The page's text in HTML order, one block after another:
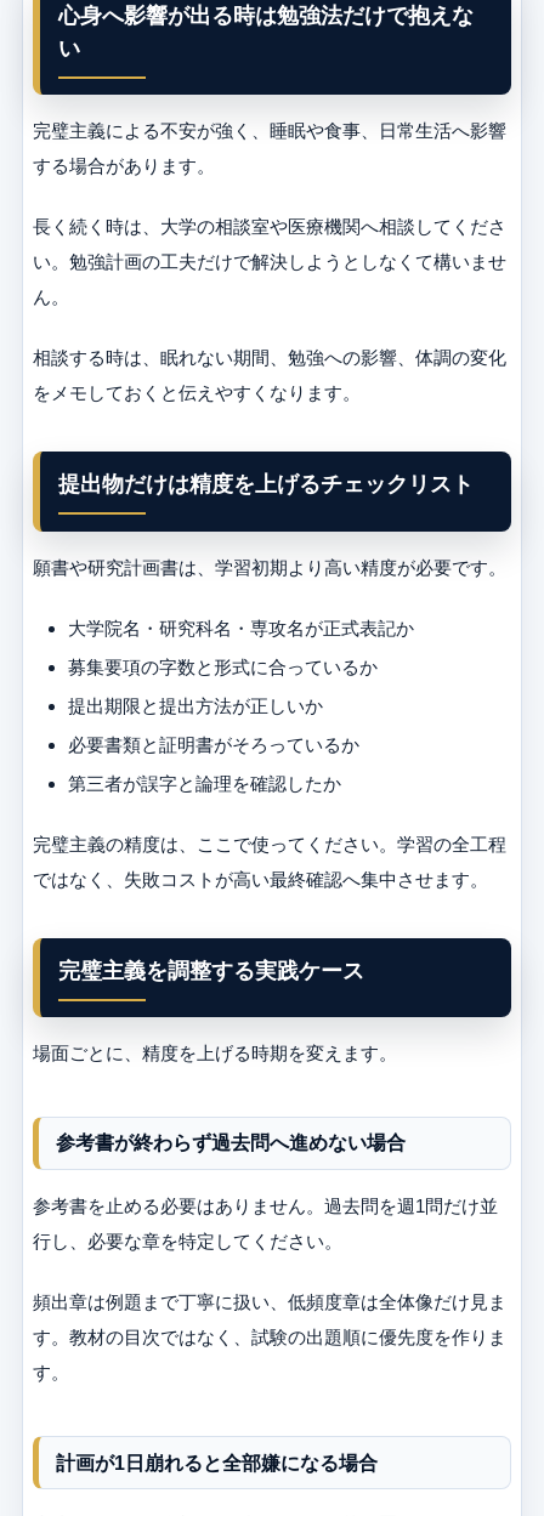
心身へ影響が出る時は勉強法だけで抱えな
い
完璧主義による不安が強く、睡眠や食事、日常生活へ影響
する場合があります。
長く続く時は、大学の相談室や医療機関へ相談してくださ
い。勉強計画の工夫だけで解決しようとしなくて構いませ
ん。
相談する時は、眠れない期間、勉強への影響、体調の変化
をメモしておくと伝えやすくなります。
提出物だけは精度を上げるチェックリスト
願書や研究計画書は、学習初期より高い精度が必要です。
大学院名・研究科名・専攻名が正式表記か
募集要項の字数と形式に合っているか
提出期限と提出方法が正しいか
必要書類と証明書がそろっているか
第三者が誤字と論理を確認したか
完璧主義の精度は、ここで使ってください。学習の全工程
ではなく、失敗コストが高い最終確認へ集中させます。
完璧主義を調整する実践ケース
場面ごとに、精度を上げる時期を変えます。
参考書が終わらず過去問へ進めない場合
参考書を止める必要はありません。過去問を週1問だけ並
行し、必要な章を特定してください。
頻出章は例題まで丁寧に扱い、低頻度章は全体像だけ見ま
す。教材の目次ではなく、試験の出題順に優先度を作りま
す。
計画が1日崩れると全部嫌になる場合